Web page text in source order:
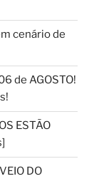
cenário de
de AGOSTO!
ESTÃO
DO